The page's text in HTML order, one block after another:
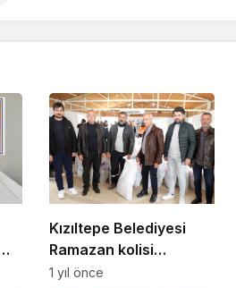
Kızıltepe Belediyesi
Ramazan kolisi
dağıtımına başladı
1 yıl önce